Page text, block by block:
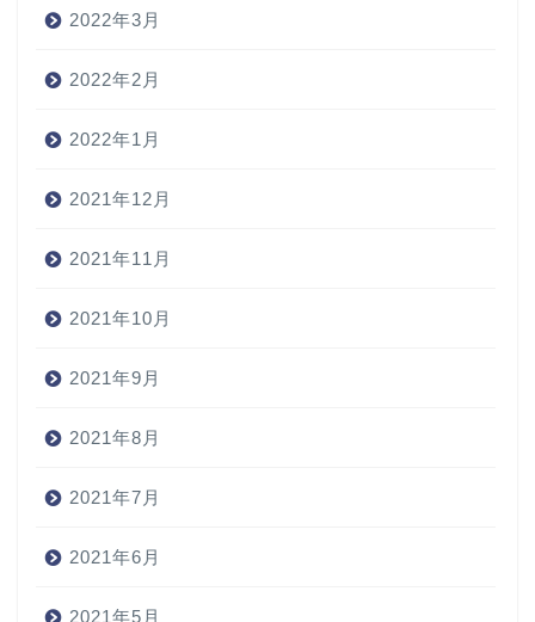
2022年3月
2022年2月
2022年1月
2021年12月
2021年11月
2021年10月
2021年9月
2021年8月
2021年7月
2021年6月
2021年5月